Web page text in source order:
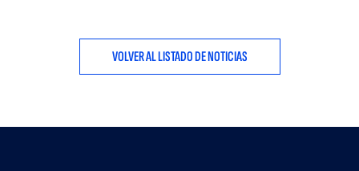
VOLVER AL LISTADO DE NOTICIAS